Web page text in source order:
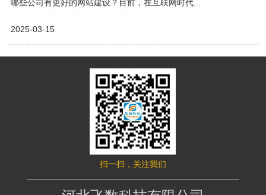
哪些公司有更好的网站建设？目前，在互联网时代...
2025-03-15
扫一扫，关注我们